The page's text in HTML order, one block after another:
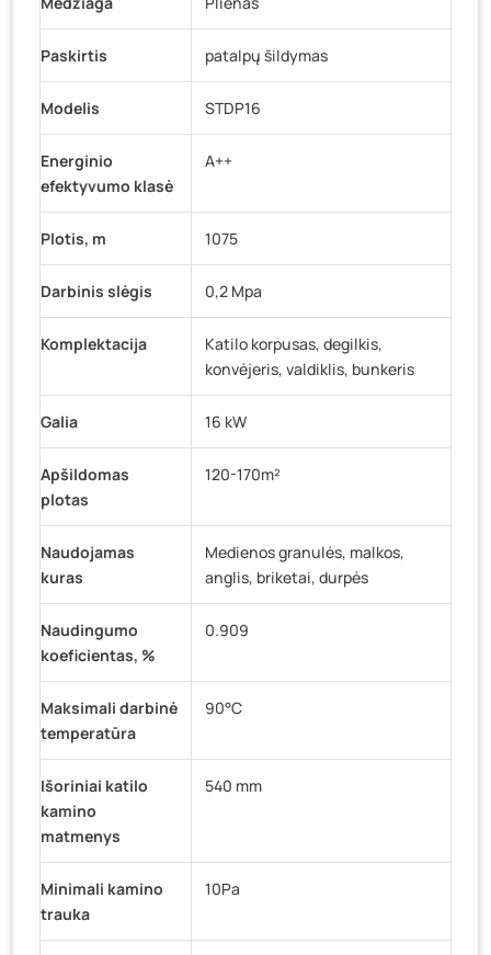
Paskirtis patalpų šildymas
Modelis STDP16
Energinio
efektyvumo klasė
A++
Plotis, m 1075
Darbinis slėgis 0,2 Mpa
Komplektacija
Katilo korpusas, degilkis,
konvėjeris, valdiklis, bunkeris
Galia 16 kW
Apšildomas
plotas
120-170m²
Naudojamas
kuras
Medienos granulės, malkos,
anglis, briketai, durpės
Naudingumo
koeficientas, %
0.909
Maksimali darbinė
temperatūra
90°C
Išoriniai katilo
kamino
matmenys
540 mm
Minimali kamino
trauka
10Pa